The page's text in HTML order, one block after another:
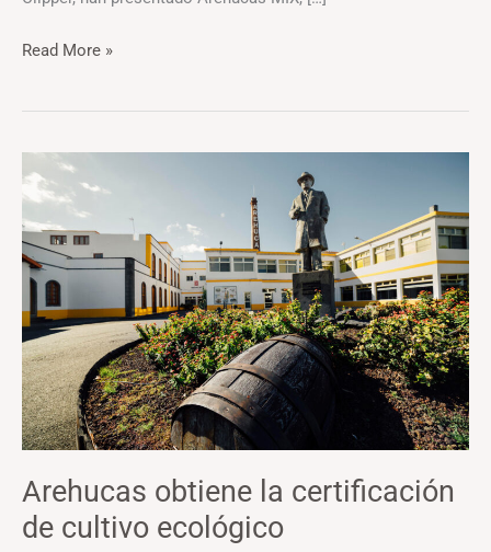
Read More »
Arehucas obtiene la certificación
de cultivo ecológico
Arehucas
obtiene
la
certificación
de
cultivo
ecológico